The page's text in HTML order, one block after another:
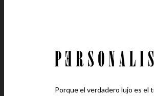
Porque el verdadero lujo es el